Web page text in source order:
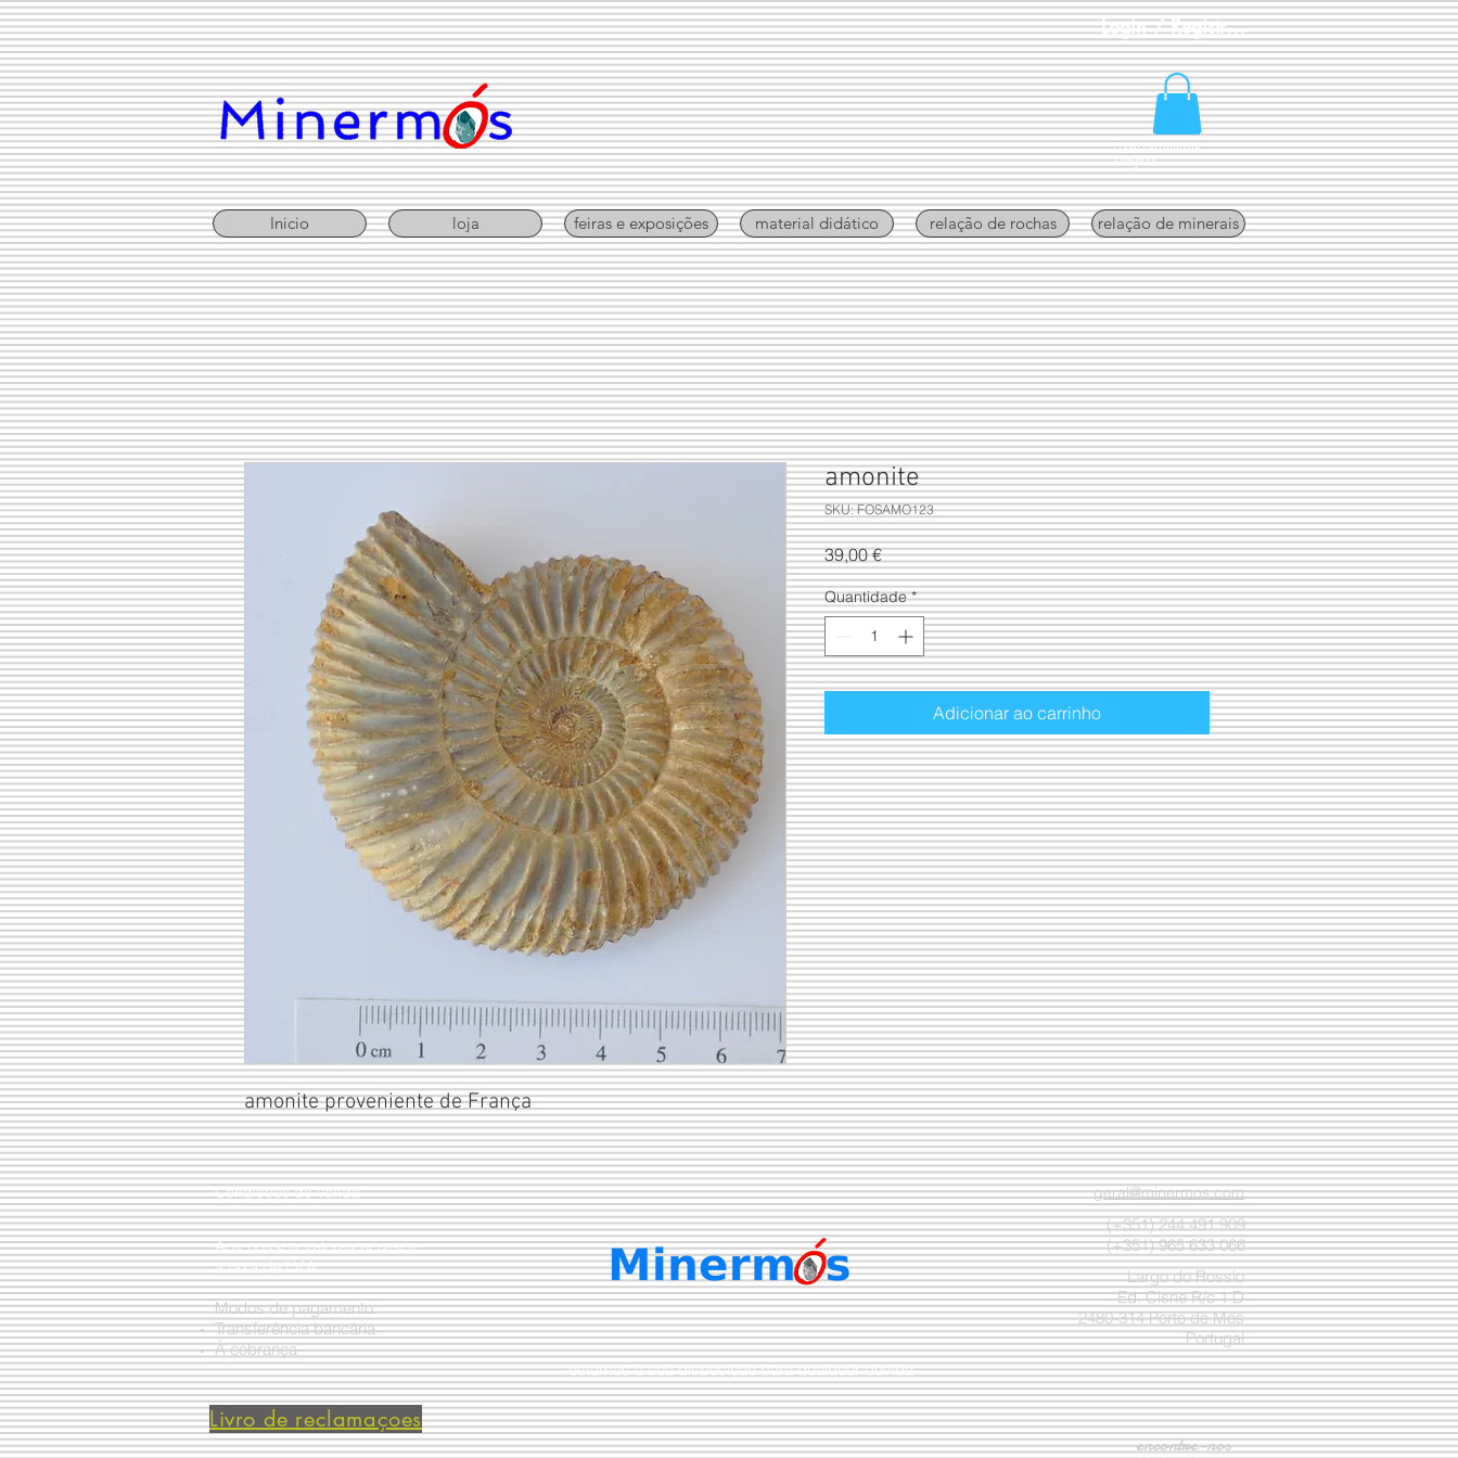
Login / Registre-se
O seu carrinho de
compras
Inicio loja feiras e exposições material didático relação de rochas relação de minerais
amonite proveniente de França
amonite
SKU: FOSAMO123
39,00 €Preço
Quantidade *
Adicionar ao carrinho
Condições de venda
Aos nossos valores acresce
a taxa de I.V.A.
Modos de pagamento:
Transferência bancária
À cobrança
geral@minermos.com
(+351) 244 491 909
(+351) 965 633 066
Largo do Rossio
Ed. Cisne R/c 1 D
2480-314 Porto de Mós
Portugal
estamos à sua disposição para qualquer dúvida
Livro de reclamaçoes
encontre-nos